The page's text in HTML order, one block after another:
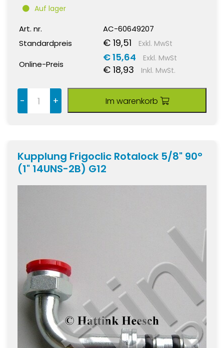
Auf lager
Art. nr.
AC-60649207
Standardpreis
€ 19,51 Exkl. MwSt
Online-Preis
€ 15,64 Exkl. MwSt
€ 18,93 Inkl. MwSt.
- + Im warenkorb
Kupplung Frigoclic Rotalock 5/8" 90°
(1" 14UNS-2B) G12